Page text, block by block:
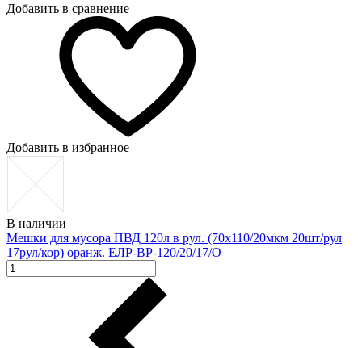
Добавить в сравнение
Добавить в избранное
В наличии
Мешки для мусора ПВД 120л в рул. (70х110/20мкм 20шт/рул
17рул/кор) оранж. ЕЛР-ВР-120/20/17/О